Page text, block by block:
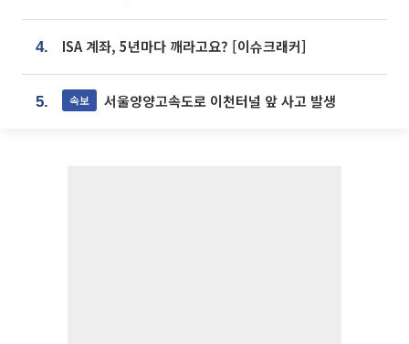
4. ISA 계좌, 5년마다 깨라고요? [이슈크래커]
5. 속보 서울양양고속도로 이천터널 앞 사고 발생